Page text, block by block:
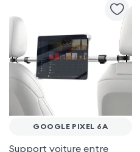
GOOGLE PIXEL 6A
Support voiture entre